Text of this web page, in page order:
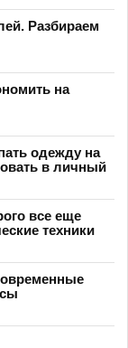
Разбираем
на
одежду на
в личный
все еще
техники